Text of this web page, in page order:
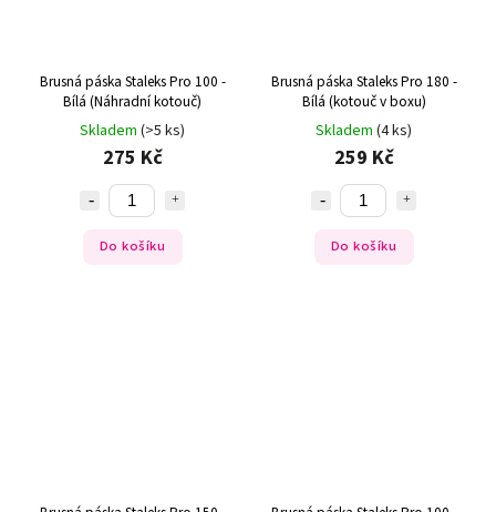
Brusná páska Staleks Pro 100 -
Bílá (Náhradní kotouč)
Skladem (>5 ks)
275 Kč
Do košíku
Brusná páska Staleks Pro 180 -
Bílá (kotouč v boxu)
Skladem (4 ks)
259 Kč
Do košíku